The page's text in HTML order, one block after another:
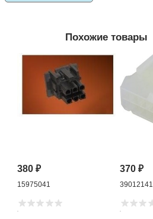
Похожие товары
380₽
15975041
370₽
39012141